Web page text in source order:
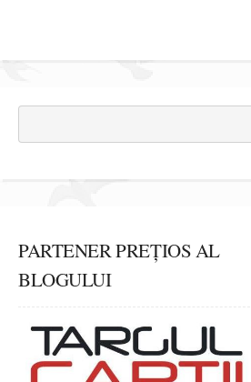
PARTENER PREȚIOS AL
BLOGULUI